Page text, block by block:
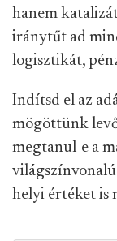
hanem
iránytűt ad
logisztikát,
Indítsd el az
mögöttünk
megtanul-e a
helyi értéket is